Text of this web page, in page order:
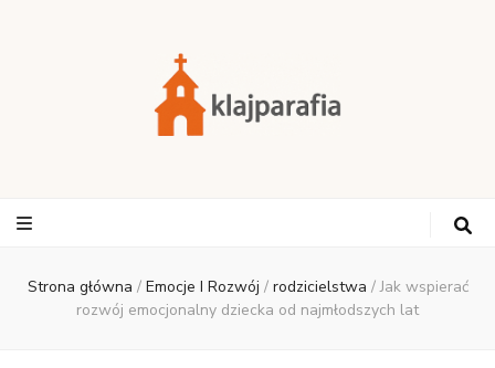
Strona główna / Emocje I Rozwój / rodzicielstwa / Jak wspierać
rozwój emocjonalny dziecka od najmłodszych lat